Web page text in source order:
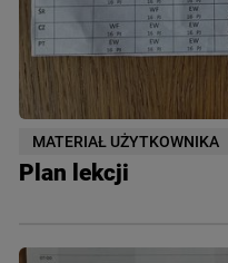
MATERIAŁ UŻYTKOWNIKA
Plan lekcji